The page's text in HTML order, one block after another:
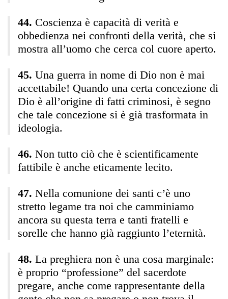
Coscienza è capacità di verità e
obbedienza nei confronti della verità, che si
mostra all’uomo che cerca col cuore aperto.
Una guerra in nome di Dio non è mai
accettabile! Quando una certa concezione di
Dio è all’origine di fatti criminosi, è segno
che tale concezione si è già trasformata in
ideologia.
Non tutto ciò che è scientificamente
fattibile è anche eticamente lecito.
Nella comunione dei santi c’è uno
stretto legame tra noi che camminiamo
ancora su questa terra e tanti fratelli e
sorelle che hanno già raggiunto l’eternità.
La preghiera non è una cosa marginale:
è proprio “professione” del sacerdote
pregare, anche come rappresentante della